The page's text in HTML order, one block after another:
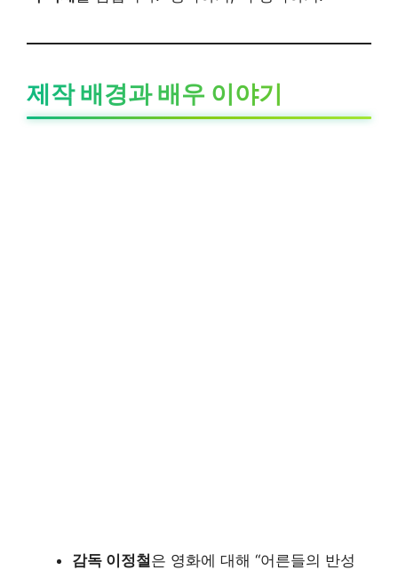
제작 배경과 배우 이야기
감독 이정철은 영화에 대해 “어른들의 반성